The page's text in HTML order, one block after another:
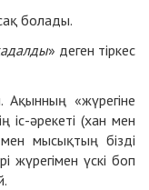
болады.
» деген тіркес
«жүрегіне
іс-әрекеті (хан мен
мысықтың бізді
жүрегімен үскі боп